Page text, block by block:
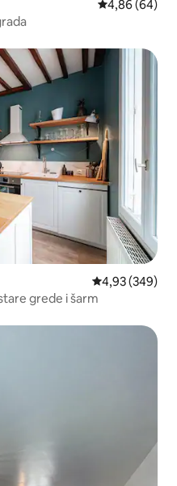
Prosječna
4,86 (64)
„Odabrali gosti”
Prosječna
4,93 (349)
grede i šarm
„Odabrali gosti”